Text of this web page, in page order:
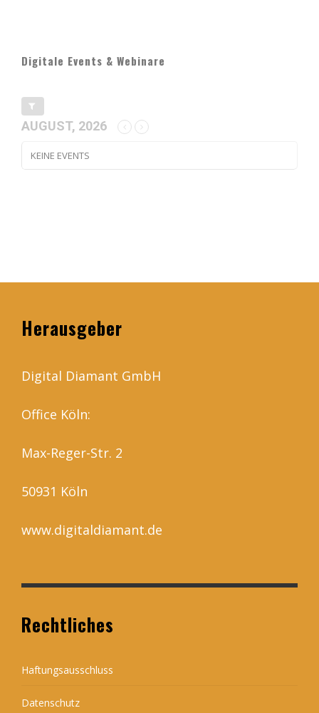
Digitale Events & Webinare
AUGUST, 2026
KEINE EVENTS
Herausgeber
Digital Diamant GmbH
Office Köln:
Max-Reger-Str. 2
50931 Köln
www.digitaldiamant.de
Rechtliches
Haftungsausschluss
Datenschutz